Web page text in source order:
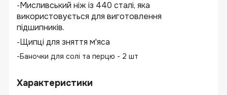
-Мисливський ніж із 440 сталі, яка
використовується для виготовлення
підшипників.
-Щипці для зняття м'яса
-Баночки для солі та перцю - 2 шт
Характеристики